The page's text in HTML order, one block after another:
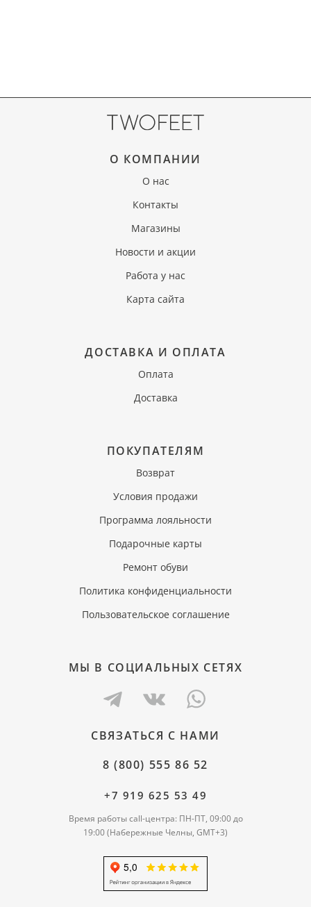
О КОМПАНИИ
О нас
Контакты
Магазины
Новости и акции
Работа у нас
Карта сайта
ДОСТАВКА И ОПЛАТА
Оплата
Доставка
ПОКУПАТЕЛЯМ
Возврат
Условия продажи
Программа лояльности
Подарочные карты
Ремонт обуви
Политика конфиденциальности
Пользовательское соглашение
МЫ В СОЦИАЛЬНЫХ СЕТЯХ
СВЯЗАТЬСЯ С НАМИ
8 (800) 555 86 52
+7 919 625 53 49
Время работы call-центра: ПН-ПТ, 09:00 до
19:00 (Набережные Челны, GMT+3)